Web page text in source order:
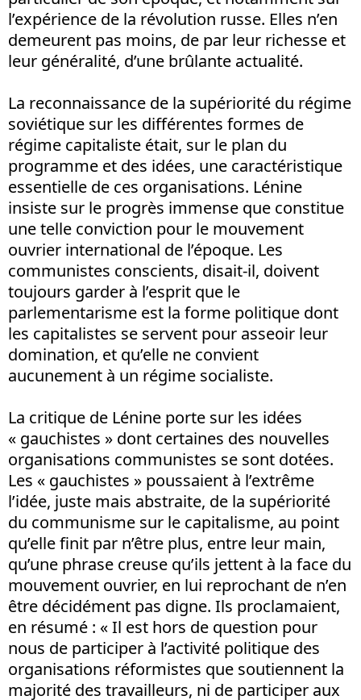
l’expérience de la révolution russe. Elles n’en
demeurent pas moins, de par leur richesse et
leur généralité, d’une brûlante actualité.
La reconnaissance de la supériorité du régime
soviétique sur les différentes formes de
régime capitaliste était, sur le plan du
programme et des idées, une caractéristique
essentielle de ces organisations. Lénine
insiste sur le progrès immense que constitue
une telle conviction pour le mouvement
ouvrier international de l’époque. Les
communistes conscients, disait-il, doivent
toujours garder à l’esprit que le
parlementarisme est la forme politique dont
les capitalistes se servent pour asseoir leur
domination, et qu’elle ne convient
aucunement à un régime socialiste.
La critique de Lénine porte sur les idées
« gauchistes » dont certaines des nouvelles
organisations communistes se sont dotées.
Les « gauchistes » poussaient à l’extrême
l’idée, juste mais abstraite, de la supériorité
du communisme sur le capitalisme, au point
qu’elle finit par n’être plus, entre leur main,
qu’une phrase creuse qu’ils jettent à la face du
mouvement ouvrier, en lui reprochant de n’en
être décidément pas digne. Ils proclamaient,
en résumé : « Il est hors de question pour
nous de participer à l’activité politique des
organisations réformistes que soutiennent la
majorité des travailleurs, ni de participer aux